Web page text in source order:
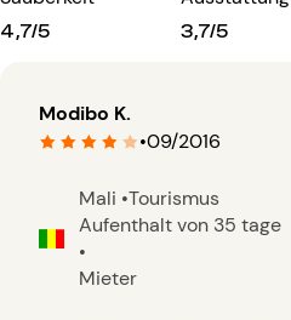
4,7/5
3,7/5
Modibo K.
•09/2016
Mali •Tourismus
Aufenthalt von 35 tage
•
Mieter